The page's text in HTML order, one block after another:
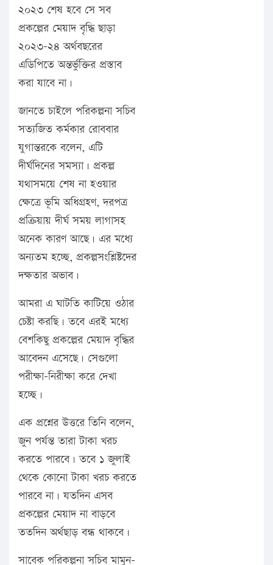
২০২৩ শেষ হবে সে সব
প্রকল্পের মেয়াদ বৃদ্ধি ছাড়া
২০২৩-২৪ অর্থবছরের
এডিপিতে অন্তর্ভুক্তির প্রস্তাব
করা যাবে না।
জানতে চাইলে পরিকল্পনা সচিব
সত্যজিত কর্মকার রোববার
যুগান্তরকে বলেন, এটি
দীর্ঘদিনের সমস্যা। প্রকল্প
যথাসময়ে শেষ না হওয়ার
ক্ষেত্রে ভূমি অধিগ্রহণ, দরপত্র
প্রক্রিয়ায় দীর্ঘ সময় লাগাসহ
অনেক কারণ আছে। এর মধ্যে
অন্যতম হচ্ছে, প্রকল্পসংশ্লিষ্টদের
দক্ষতার অভাব।
আমরা এ ঘাটতি কাটিয়ে ওঠার
চেষ্টা করছি। তবে এরই মধ্যে
বেশকিছু প্রকল্পের মেয়াদ বৃদ্ধির
আবেদন এসেছে। সেগুলো
পরীক্ষা-নিরীক্ষা করে দেখা
হচ্ছে।
এক প্রশ্নের উত্তরে তিনি বলেন,
জুন পর্যন্ত তারা টাকা খরচ
করতে পারবে। তবে ১ জুলাই
থেকে কোনো টাকা খরচ করতে
পারবে না। যতদিন এসব
প্রকল্পের মেয়াদ না বাড়বে
ততদিন অর্থছাড় বন্ধ থাকবে।
সাবেক পরিকল্পনা সচিব মামুন-